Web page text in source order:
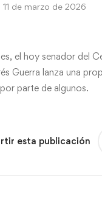
11 de marzo de 2026
el hoy senador del
Guerra lanza una
parte de algunos.
esta publicación